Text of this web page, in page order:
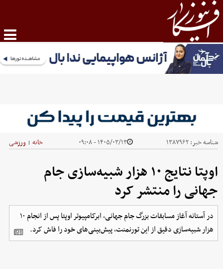
شناسه خبر:۱۳۸۷۹۶۲ ۱۴۰۵/۰۳/۱۳ - ۰۹:۰۸ خانه | ورزشی
اوپتا نتایج ۱۰ هزار شبیه‌سازی جام
جهانی را منتشر کرد
در آستانه آغاز مسابقات بزرگ جام جهانی، ابرکامپیوتر اوپتا پس از انجام ۱۰
هزار شبیه‌سازی دقیق از این تورنمنت، پیش‌بینی‌های خود را فاش کرد.